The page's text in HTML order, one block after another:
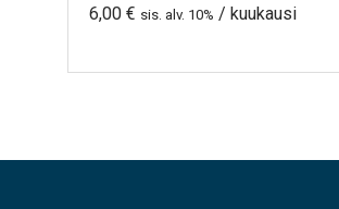
6,00 € sis. alv. 10% / kuukausi